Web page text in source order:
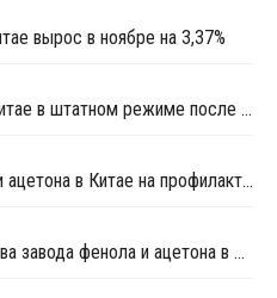
вырос в ноябре на 3,37%
ZPC загрузила завод БФА в Китае в штатном режиме после перезапуска
CSPC закрыла завод фенола и ацетона в Китае на профилактику
PTT Phenol в мае загрузила два завода фенола и ацетона в Таиланде на полную мощность